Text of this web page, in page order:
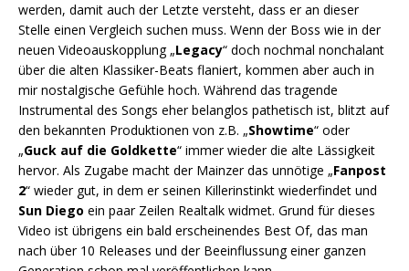
werden, damit auch der Letzte versteht, dass er an dieser
Stelle einen Vergleich suchen muss. Wenn der Boss wie in der
neuen Videoauskopplung „Legacy“ doch nochmal nonchalant
über die alten Klassiker-Beats flaniert, kommen aber auch in
mir nostalgische Gefühle hoch. Während das tragende
Instrumental des Songs eher belanglos pathetisch ist, blitzt auf
den bekannten Produktionen von z.B. „Showtime“ oder
„Guck auf die Goldkette“ immer wieder die alte Lässigkeit
hervor. Als Zugabe macht der Mainzer das unnötige „Fanpost
2“ wieder gut, in dem er seinen Killerinstinkt wiederfindet und
Sun Diego ein paar Zeilen Realtalk widmet. Grund für dieses
Video ist übrigens ein bald erscheinendes Best Of, das man
nach über 10 Releases und der Beeinflussung einer ganzen